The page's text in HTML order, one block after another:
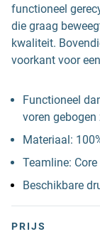
functioneel
die graag
kwaliteit.
voorkant voor
Functioneel
voren gebogen
Materiaal:
Teamline:
Beschikbare
PRIJS